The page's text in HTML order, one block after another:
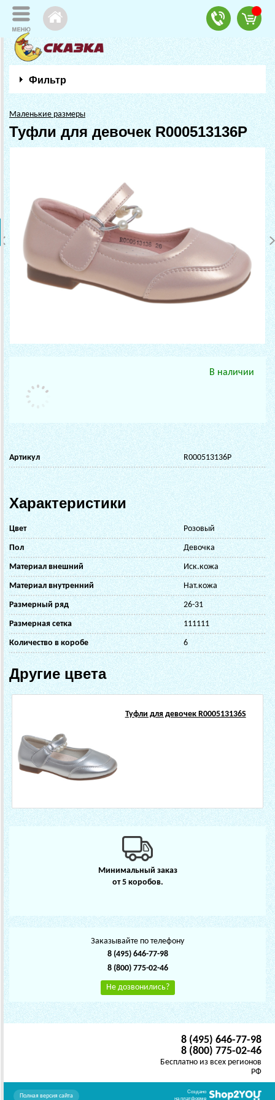
Фильтр
Маленькие размеры
Туфли для девочек R000513136P
В наличии
Артикул R000513136P
Характеристики
Цвет Розовый
Пол Девочка
Материал внешний Иск.кожа
Материал внутренний Нат.кожа
Размерный ряд 26-31
Размерная сетка 111111
Количество в коробе 6
Другие цвета
Туфли для девочек R000513136S
Минимальный заказ
от 5 коробов.
Заказывайте по телефону
8 (495) 646-77-98
8 (800) 775-02-46
Не дозвонились?
8 (495) 646-77-98
8 (800) 775-02-46
Бесплатно из всех регионов
РФ
Создано
на платформе
Полная версия сайта